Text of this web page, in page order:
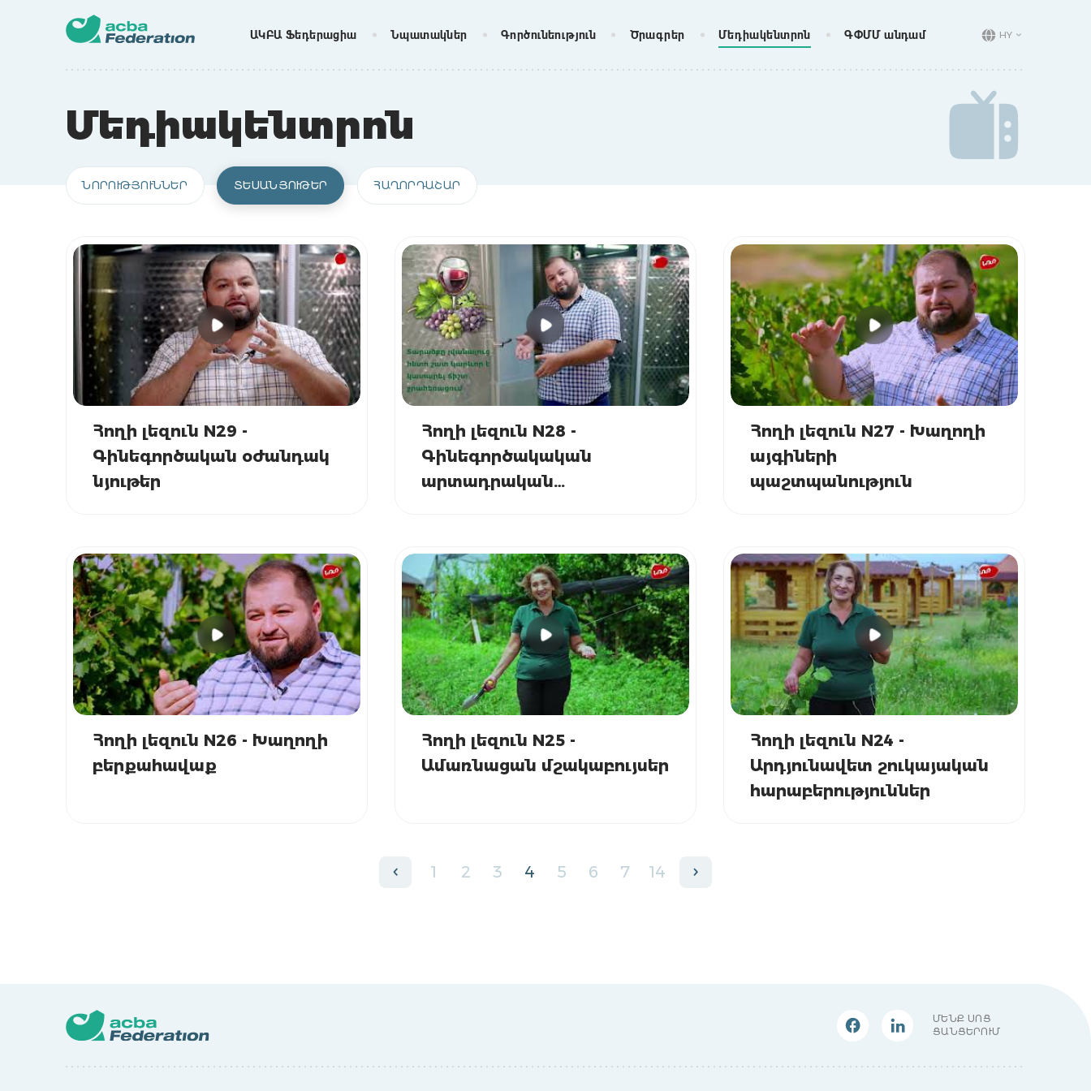
ԱԿԲԱ Ֆեդերացիա Նպատակներ Գործունեություն Ծրագրեր Մեդիակենտրոն ԳՓՄՄ անդամ HY
Մեդիակենտրոն
ՆՈՐՈՒԹՅՈՒՆՆԵՐ ՏԵՍԱՆՅՈՒԹԵՐ ՀԱՂՈՐԴԱՇԱՐ
Հողի լեզուն N29 -
Գինեգործական օժանդակ
նյութեր
Հողի լեզուն N28 -
Գինեգործակական
արտադրական
Հողի լեզուն N27 - Խաղողի
այգիների
պաշտպանություն
Հողի լեզուն N26 - Խաղողի
բերքահավաք
Հողի լեզուն N25 -
Ամառնացան մշակաբույսեր
Հողի լեզուն N24 -
Արդյունավետ շուկայական
հարաբերություններ
1 2 3 4 5 6 7 14
ՄԵՆՔ ՍՈՑ
ՑԱՆՑԵՐՈՒՄ